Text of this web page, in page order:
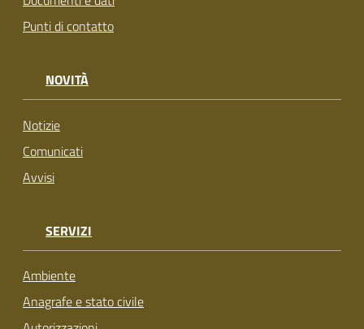
Punti di contatto
NOVITÀ
Notizie
Comunicati
Avvisi
SERVIZI
Ambiente
Anagrafe e stato civile